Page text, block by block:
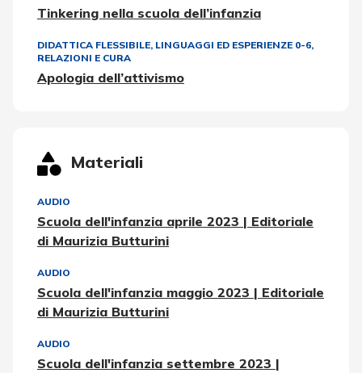
Tinkering nella scuola dell’infanzia
DIDATTICA FLESSIBILE, LINGUAGGI ED ESPERIENZE 0-6,
RELAZIONI E CURA
Apologia dell’attivismo
Materiali
AUDIO
Scuola dell'infanzia aprile 2023 | Editoriale
di Maurizia Butturini
AUDIO
Scuola dell'infanzia maggio 2023 | Editoriale
di Maurizia Butturini
AUDIO
Scuola dell'infanzia settembre 2023 |